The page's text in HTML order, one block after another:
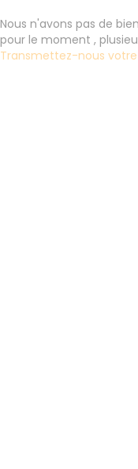
Nous n'avons pas de
pour le moment ,
Transmettez-nous